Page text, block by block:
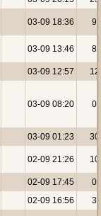
03-09 18:36 9
03-09 13:46 8
03-09 12:57
12
03-09 08:20 0
03-09 01:23
30
02-09 21:26 10
02-09 17:45
0
02-09 16:56
3